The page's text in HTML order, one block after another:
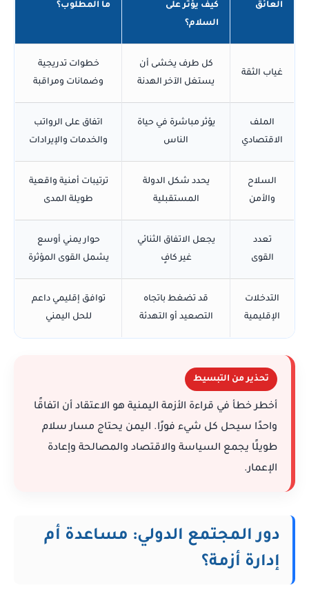
العائق
كيف يؤثر على
السلام؟
ما المطلوب؟
غياب الثقة
كل طرف يخشى أن
يستغل الآخر الهدنة
خطوات تدريجية
وضمانات ومراقبة
الملف
الاقتصادي
يؤثر مباشرة في حياة
الناس
اتفاق على الرواتب
والخدمات والإيرادات
السلاح
والأمن
يحدد شكل الدولة
المستقبلية
ترتيبات أمنية واقعية
طويلة المدى
تعدد
القوى
يجعل الاتفاق الثنائي
غير كافٍ
حوار يمني أوسع
يشمل القوى المؤثرة
التدخلات
الإقليمية
قد تضغط باتجاه
التصعيد أو التهدئة
توافق إقليمي داعم
للحل اليمني
تحذير من التبسيط
أخطر خطأ في قراءة الأزمة اليمنية هو الاعتقاد أن اتفاقًا
واحدًا سيحل كل شيء فورًا. اليمن يحتاج مسار سلام
طويلًا يجمع السياسة والاقتصاد والمصالحة وإعادة
الإعمار.
دور المجتمع الدولي: مساعدة أم
إدارة أزمة؟